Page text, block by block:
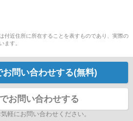
付近住所に所在することを表すものであり、実際の
ます。
お問い合わせする(無料)
お問い合わせする
軽にお問い合わせください。